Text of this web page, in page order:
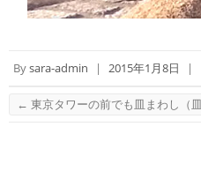
Bysara-admin | 2015年1月8日 |
← 東京タワーの前でも皿まわし（皿